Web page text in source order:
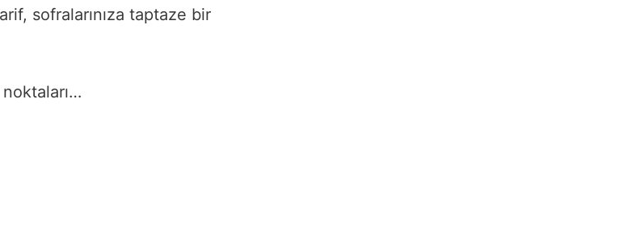
sofralarınıza taptaze bir